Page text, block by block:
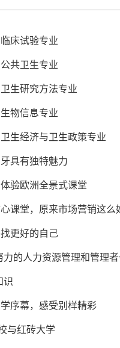
床试验专业
共卫生专业
生研究方法专业
物信息专业
生经济与卫生政策专业
具有独特魅力
验欧洲全景式课堂
课堂，原来市场营销这么
更好的自己
力的人力资源管理和管理
识
序幕，感受别样精彩
与红砖大学